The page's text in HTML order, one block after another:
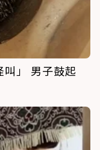
」 男子鼓起